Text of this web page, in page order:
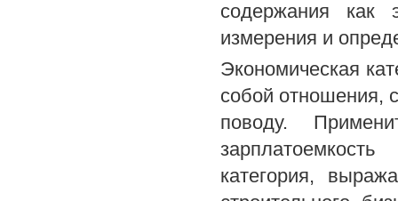
содержания как
измерения и
Экономическая
собой отношения,
поводу.
категория,